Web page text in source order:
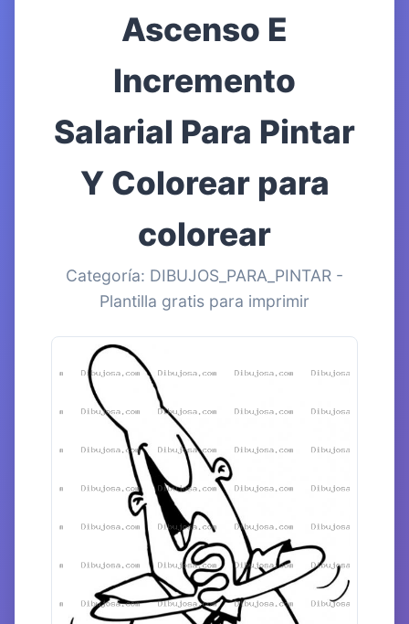
Ascenso E
Incremento
Salarial Para Pintar
Y Colorear para
colorear
Categoría: DIBUJOS_PARA_PINTAR -
Plantilla gratis para imprimir